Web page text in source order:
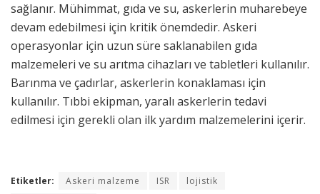
sağlanır. Mühimmat, gıda ve su, askerlerin muharebeye
devam edebilmesi için kritik önemdedir. Askeri
operasyonlar için uzun süre saklanabilen gıda
malzemeleri ve su arıtma cihazları ve tabletleri kullanılır.
Barınma ve çadırlar, askerlerin konaklaması için
kullanılır. Tıbbi ekipman, yaralı askerlerin tedavi
edilmesi için gerekli olan ilk yardım malzemelerini içerir.
Etiketler: Askeri malzeme ISR
lojistik